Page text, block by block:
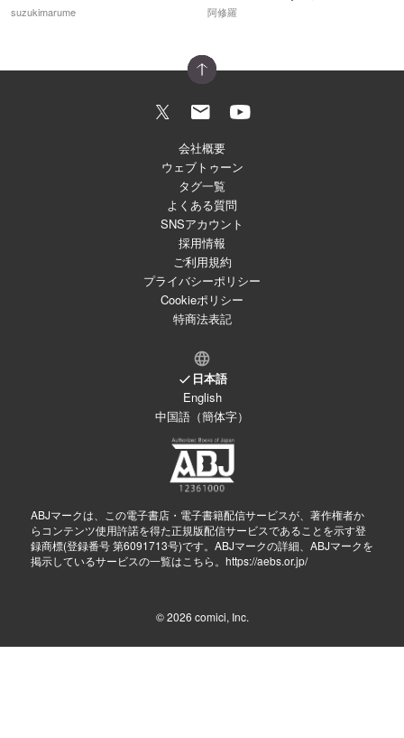
suzukimarume 阿修羅
会社概要
ウェブトゥーン
タグ一覧
よくある質問
SNSアカウント
採用情報
ご利用規約
プライバシーポリシー
Cookieポリシー
特商法表記
日本語
English
中国語（簡体字）
ABJマークは、この電子書店・電子書籍配信サービスが、著作権者か
らコンテンツ使用許諾を得た正規版配信サービスであることを示す登
録商標(登録番号 第6091713号)です。ABJマークの詳細、ABJマークを
掲示しているサービスの一覧はこちら。 https://aebs.or.jp/
© 2026 comici, Inc.